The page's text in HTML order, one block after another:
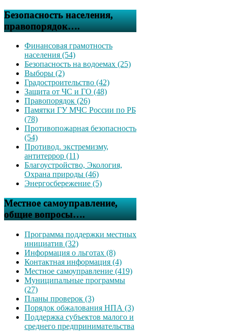
Безопасность населения,
правопорядок….
Финансовая грамотность
населения (54)
Безопасность на водоемах (25)
Выборы (2)
Градостроительство (42)
Защита от ЧС и ГО (48)
Правопорядок (26)
Памятки ГУ МЧС России по РБ
(78)
Противопожарная безопасность
(54)
Противод. экстремизму,
антитеррор (11)
Благоустройство, Экология,
Охрана природы (46)
Энергосбережение (5)
Местное самоуправление,
общие вопросы….
Программа поддержки местных
инициатив (32)
Информация о льготах (8)
Контактная информация (4)
Местное самоуправление (419)
Муниципальные программы
(27)
Планы проверок (3)
Порядок обжалования НПА (3)
Поддержка субъектов малого и
среднего предпринимательства